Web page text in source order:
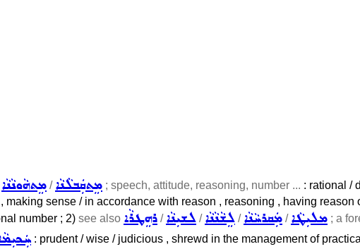
ܡܸܬܗܵܘܢܵܢܵܐ /ܡܸܬܩܲܒܠܵܢܵܐ ; speech, attitude, reasoning, number ... : rational /
making sense / in accordance with reason , reasoning , having
number ; 2) see also ܪܗܸܛܪܵܐ /ܠܫܝܼܢܵܐ /ܠܸܫܵܢܵܢܵܐ /ܡܲܩܪܚܵܢܵܐ /ܡܠܝܼܛܵܐ ; a
: prudent / wise / judicious , shrewd in the management of